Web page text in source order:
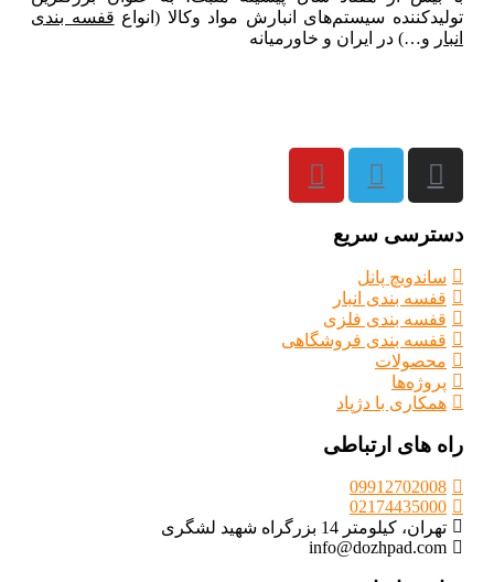
تولیدکننده سیستم‌های انبارش مواد وکالا (انواع قفسه بندی
انبار و…) در ایران و خاورمیانه
دسترسی سریع
ساندویچ پانل
قفسه بندی انبار
قفسه بندی فلزی
قفسه بندی فروشگاهی
محصولات
پروژه‌ها
همکاری با دژپاد
راه های ارتباطی
09912702008
02174435000
تهران، کیلومتر 14 بزرگراه شهید لشگری
info@dozhpad.com